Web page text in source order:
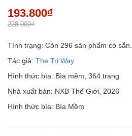
193.800₫
228.000₫
Tình trạng: Còn 296 sản phẩm có sẵn.
Tác giả: The Tri Way
Hình thức bìa: Bìa mềm, 364 trang
Nhà xuất bản: NXB Thế Giới, 2026
Hình thức bìa: Bìa Mềm